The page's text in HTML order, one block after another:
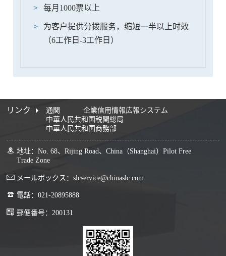
每月1000票以上
为客户提供分拨服务，缩短一半以上时效
（6工作日-3工作日）
リンク 通関
企業信用情報広報システム
中華人民共和国税関総局
中華人民共和国商務部
地址：No. 68、Rijing Road、China（Shanghai）Pilot Free
Trade Zone
メールボックス：slcservice@chinaslc.com
電話：021-20895888
郵便番号：200131